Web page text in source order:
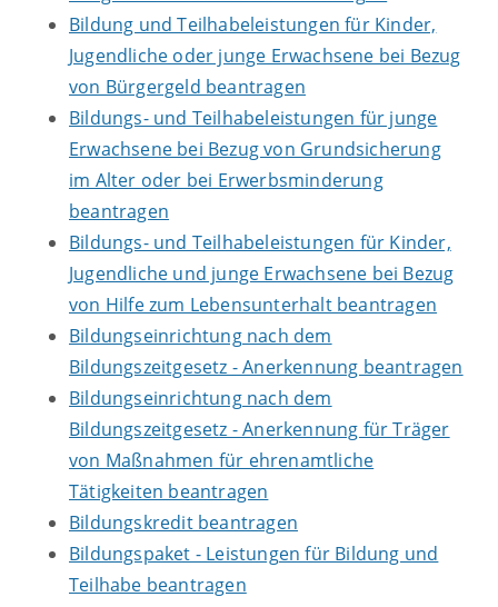
Bildung und Teilhabeleistungen für Kinder,
Jugendliche oder junge Erwachsene bei Bezug
von Bürgergeld beantragen
Bildungs- und Teilhabeleistungen für junge
Erwachsene bei Bezug von Grundsicherung
im Alter oder bei Erwerbsminderung
beantragen
Bildungs- und Teilhabeleistungen für Kinder,
Jugendliche und junge Erwachsene bei Bezug
von Hilfe zum Lebensunterhalt beantragen
Bildungseinrichtung nach dem
Bildungszeitgesetz - Anerkennung beantragen
Bildungseinrichtung nach dem
Bildungszeitgesetz - Anerkennung für Träger
von Maßnahmen für ehrenamtliche
Tätigkeiten beantragen
Bildungskredit beantragen
Bildungspaket - Leistungen für Bildung und
Teilhabe beantragen